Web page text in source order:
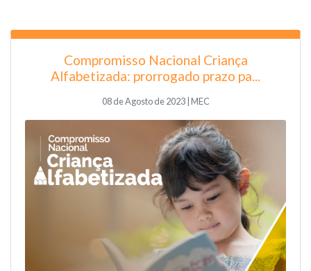
Compromisso Nacional Criança
Alfabetizada: prorrogado prazo pa...
08 de Agosto de 2023 | MEC